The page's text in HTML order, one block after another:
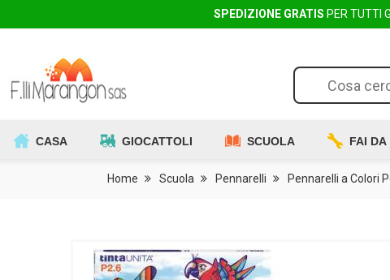
SPEDIZIONE GRATIS PER TUTTI
CASA GIOCATTOLI SCUOLA FAI DA
Home Scuola Pennarelli Pennarelli a Colori